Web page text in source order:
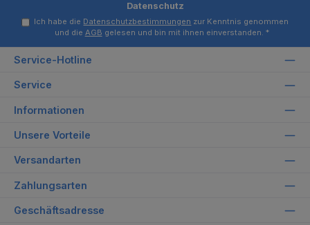
Datenschutz
Ich habe die Datenschutzbestimmungen zur Kenntnis genommen
und die AGB gelesen und bin mit ihnen einverstanden. *
Service-Hotline
Service
Informationen
Unsere Vorteile
Versandarten
Zahlungsarten
Geschäftsadresse